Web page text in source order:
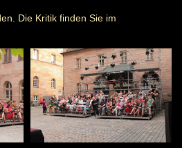
Die Kritik finden Sie im